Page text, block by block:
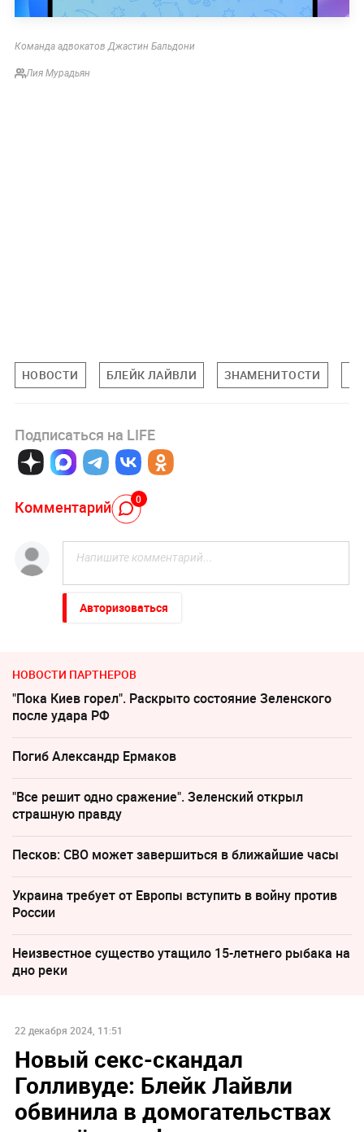
Команда адвокатов Джастин Бальдони
Лия Мурадьян
НОВОСТИ БЛЕЙК ЛАЙВЛИ ЗНАМЕНИТОСТИ
Подписаться на LIFE
Комментарий 0
Авторизоваться
НОВОСТИ ПАРТНЕРОВ
"Пока Киев горел". Раскрыто состояние Зеленского
после удара РФ
Погиб Александр Ермаков
"Все решит одно сражение". Зеленский открыл
страшную правду
Песков: СВО может завершиться в ближайшие часы
Украина требует от Европы вступить в войну против
России
Неизвестное существо утащило 15-летнего рыбака на
дно реки
22 декабря 2024, 11:51
Новый секс-скандал
Голливуде: Блейк Лайвли
обвинила в домогательствах